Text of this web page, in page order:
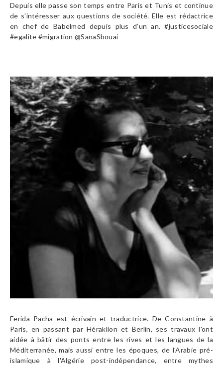
Depuis elle passe son temps entre Paris et Tunis et continue
de s'intéresser aux questions de société. Elle est rédactrice
en chef de Babelmed depuis plus d’un an. #justicesociale
#egalite #migration @SanaSbouai
Ferida Pacha est écrivain et traductrice. De Constantine à
Paris, en passant par Héraklion et Berlin, ses travaux l'ont
aidée à bâtir des ponts entre les rives et les langues de la
Méditerranée, mais aussi entre les époques, de l'Arabie pré-
islamique à l'Algérie post-indépendance, entre mythes